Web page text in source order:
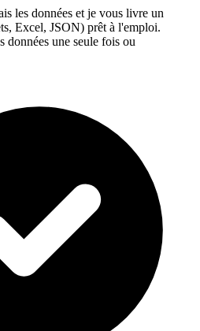
les données et je vous livre un
Excel, JSON) prêt à l'emploi.
données une seule fois ou